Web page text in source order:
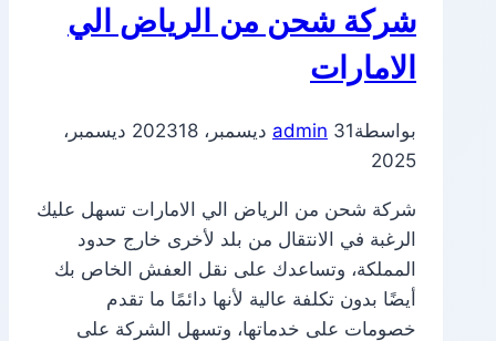
شركة شحن من الرياض الي
الامارات
بواسطة admin 31 ديسمبر، 2023
18 ديسمبر،
2025
شركة شحن من الرياض الي الامارات تسهل عليك
الرغبة في الانتقال من بلد لأخرى خارج حدود
المملكة، وتساعدك على نقل العفش الخاص بك
أيضًا بدون تكلفة عالية لأنها دائمًا ما تقدم
خصومات على خدماتها، وتسهل الشركة على